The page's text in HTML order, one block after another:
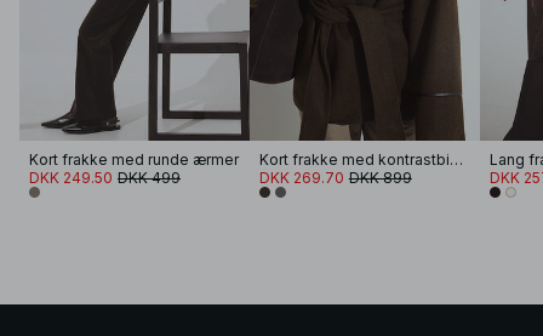
Kort frakke med runde ærmer
DKK 249.50 DKK 499
Kort frakke med kontrastbinding
DKK 269.70 DKK 899 DKK